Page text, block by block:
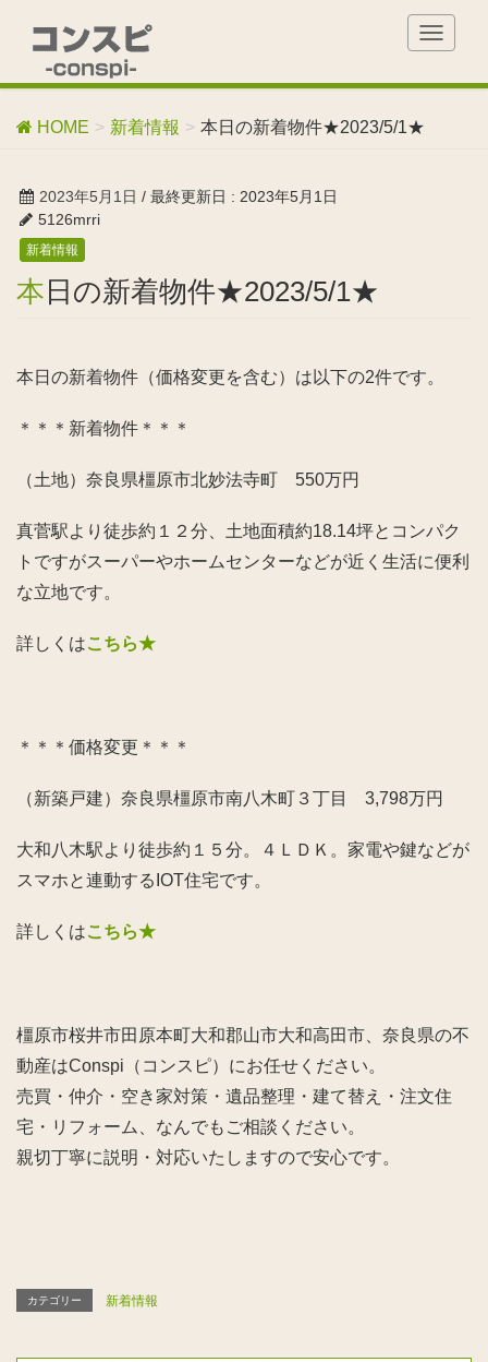
T
g
HOME 新着情報 本日の新着物件★2023/5/1★
2023年5月1日 / 最終更新日 : 2023年5月1日
5126mrri
新着情報
本日の新着物件★2023/5/1★
本日の新着物件（価格変更を含む）は以下の2件です。
＊＊＊新着物件＊＊＊
（土地）奈良県橿原市北妙法寺町 550万円
真菅駅より徒歩約１２分、土地面積約18.14坪とコンパク
トですがスーパーやホームセンターなどが近く生活に便利
な立地です。
詳しくはこちら★
＊＊＊価格変更＊＊＊
（新築戸建）奈良県橿原市南八木町３丁目 3,798万円
大和八木駅より徒歩約１５分。４ＬＤＫ。家電や鍵などが
スマホと連動するIOT住宅です。
詳しくはこちら★
橿原市桜井市田原本町大和郡山市大和高田市、奈良県の不
動産はConspi（コンスピ）にお任せください。
売買・仲介・空き家対策・遺品整理・建て替え・注文住
宅・リフォーム、なんでもご相談ください。
親切丁寧に説明・対応いたしますので安心です。
カテゴリー 新着情報